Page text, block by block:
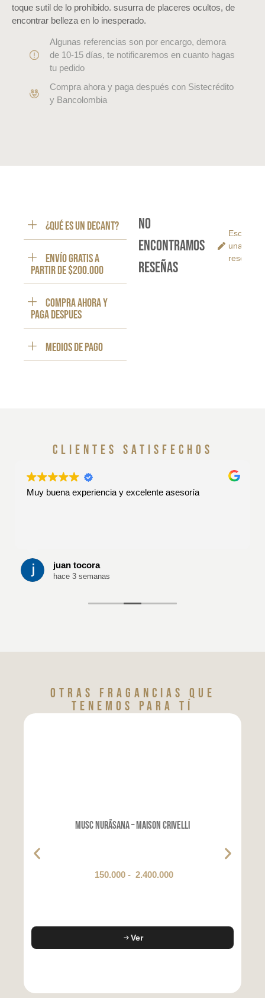
toque sutil de lo prohibido. susurra de placeres ocultos, de
encontrar belleza en lo inesperado.
Algunas referencias son por encargo, demora
de 10-15 días, te notificaremos en cuanto hagas
tu pedido
Compra ahora y paga después con Sistecrédito
y Bancolombia
¿Qué es un decant?
ENVÍO GRATIS a
partir de $200.000
Compra ahora y
paga despues
Medios de pago
No
encontramos
reseñas
Escribe
una
reseña
clientes satisfechos
Muy buena experiencia y excelente asesoría
juan tocora
hace 3 semanas
Otras fragancias que
tenemos para tí
Musc Nurāsana – Maison Crivelli
150.000 - 2.400.000
Ver